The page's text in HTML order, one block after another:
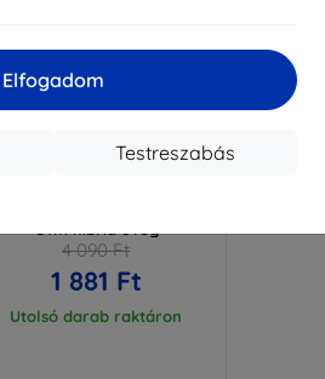
Elfogadom
Testreszabás
Kedvezmény
EXTRA10
4 090 Ft
1 881 Ft
Utolsó darab raktáron